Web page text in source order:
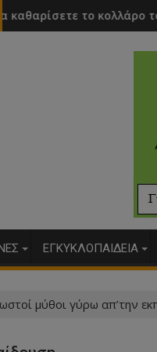
του σκύλου σας Ο
ΕΓΚΥΚΛΟΠΑΙΔΕΙΑ
μύθοι γύρω απ’την